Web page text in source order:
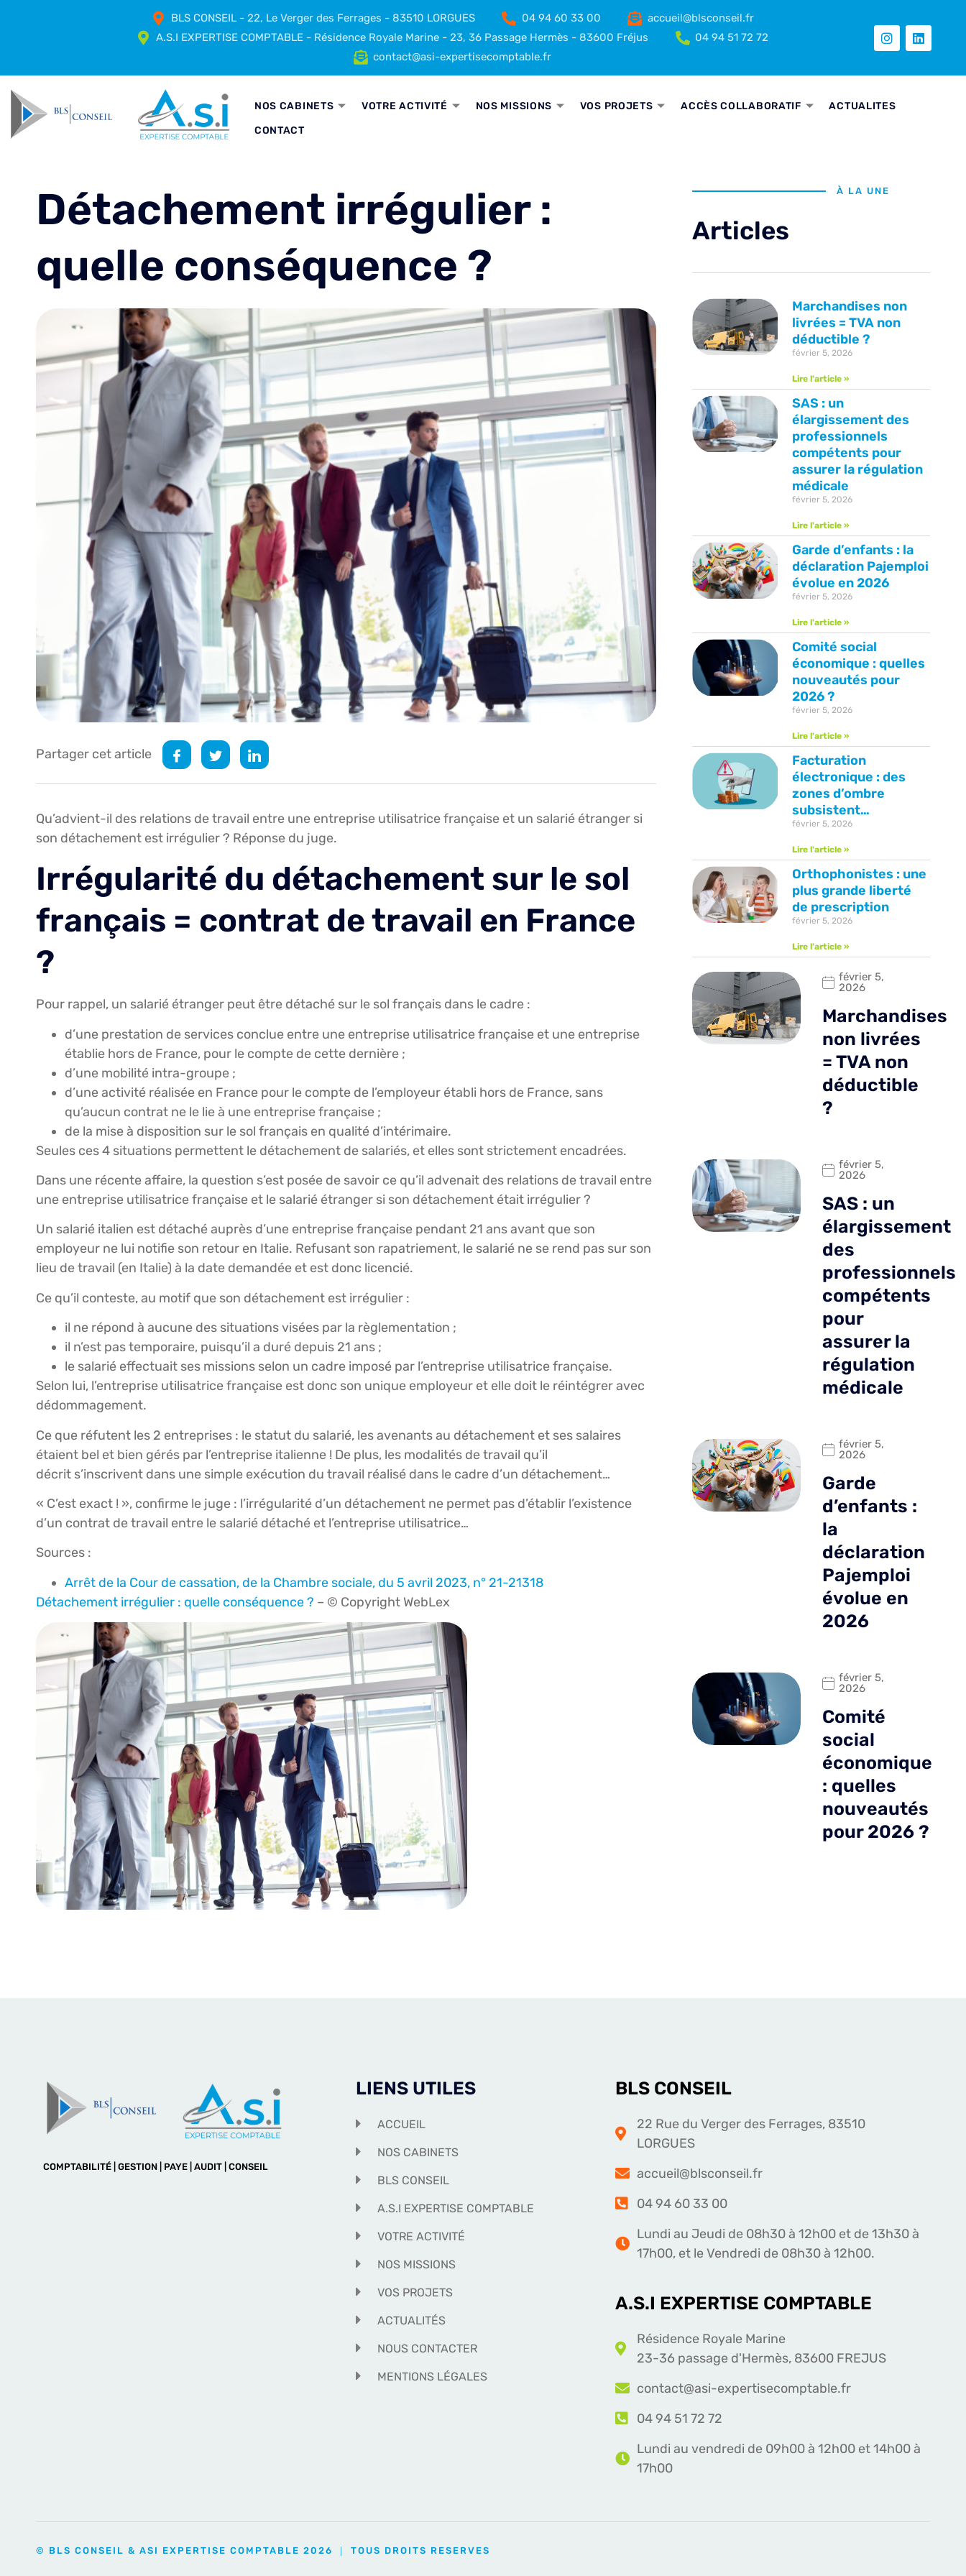
BLS CONSEIL - 22, Le Verger des Ferrages - 83510 LORGUES 04 94 60 33 00
accueil@blsconseil.fr
A.S.I EXPERTISE COMPTABLE - Résidence Royale Marine - 23, 36 Passage Hermès - 83600 Fréjus
04 94 51 72 72
contact@asi-expertisecomptable.fr
NOS CABINETS VOTRE ACTIVITÉ NOS MISSIONS VOS PROJETS ACCÈS COLLABORATIF
ACTUALITES
CONTACT
Détachement irrégulier :
quelle conséquence ?
Partager cet article
Qu’advient-il des relations de travail entre une entreprise utilisatrice française et un salarié étranger si
son détachement est irrégulier ? Réponse du juge.
Irrégularité du détachement sur le sol
français = contrat de travail en France
?
Pour rappel, un salarié étranger peut être détaché sur le sol français dans le cadre :
d’une prestation de services conclue entre une entreprise utilisatrice française et une entreprise
établie hors de France, pour le compte de cette dernière ;
d’une mobilité intra-groupe ;
d’une activité réalisée en France pour le compte de l’employeur établi hors de France, sans
qu’aucun contrat ne le lie à une entreprise française ;
de la mise à disposition sur le sol français en qualité d’intérimaire.
Seules ces 4 situations permettent le détachement de salariés, et elles sont strictement encadrées.
Dans une récente affaire, la question s’est posée de savoir ce qu’il advenait des relations de travail entre
une entreprise utilisatrice française et le salarié étranger si son détachement était irrégulier ?
Un salarié italien est détaché auprès d’une entreprise française pendant 21 ans avant que son
employeur ne lui notifie son retour en Italie. Refusant son rapatriement, le salarié ne se rend pas sur son
lieu de travail (en Italie) à la date demandée et est donc licencié.
Ce qu’il conteste, au motif que son détachement est irrégulier :
il ne répond à aucune des situations visées par la règlementation ;
il n’est pas temporaire, puisqu’il a duré depuis 21 ans ;
le salarié effectuait ses missions selon un cadre imposé par l’entreprise utilisatrice française.
Selon lui, l’entreprise utilisatrice française est donc son unique employeur et elle doit le réintégrer avec
dédommagement.
Ce que réfutent les 2 entreprises : le statut du salarié, les avenants au détachement et ses salaires
étaient bel et bien gérés par l’entreprise italienne ! De plus, les modalités de travail qu’il
décrit s’inscrivent dans une simple exécution du travail réalisé dans le cadre d’un détachement…
« C’est exact ! », confirme le juge : l’irrégularité d’un détachement ne permet pas d’établir l’existence
d’un contrat de travail entre le salarié détaché et l’entreprise utilisatrice…
Sources :
Arrêt de la Cour de cassation, de la Chambre sociale, du 5 avril 2023, n° 21-21318
Détachement irrégulier : quelle conséquence ? – © Copyright WebLex
À LA UNE
Articles
Marchandises non
livrées = TVA non
déductible ?
février 5, 2026
Lire l'article »
SAS : un
élargissement des
professionnels
compétents pour
assurer la régulation
médicale
février 5, 2026
Lire l'article »
Garde d’enfants : la
déclaration Pajemploi
évolue en 2026
février 5, 2026
Lire l'article »
Comité social
économique : quelles
nouveautés pour
2026 ?
février 5, 2026
Lire l'article »
Facturation
électronique : des
zones d’ombre
subsistent…
février 5, 2026
Lire l'article »
Orthophonistes : une
plus grande liberté
de prescription
février 5, 2026
Lire l'article »
février 5,
2026
Marchandises
non livrées
= TVA non
déductible
?
février 5,
2026
SAS : un
élargissement
des
professionnels
compétents
pour
assurer la
régulation
médicale
février 5,
2026
Garde
d’enfants :
la
déclaration
Pajemploi
évolue en
2026
février 5,
2026
Comité
social
économique
: quelles
nouveautés
pour 2026 ?
COMPTABILITÉ | GESTION | PAYE | AUDIT | CONSEIL
LIENS UTILES
ACCUEIL
NOS CABINETS
BLS CONSEIL
A.S.I EXPERTISE COMPTABLE
VOTRE ACTIVITÉ
NOS MISSIONS
VOS PROJETS
ACTUALITÉS
NOUS CONTACTER
MENTIONS LÉGALES
BLS CONSEIL
22 Rue du Verger des Ferrages, 83510
LORGUES
accueil@blsconseil.fr
04 94 60 33 00
Lundi au Jeudi de 08h30 à 12h00 et de 13h30 à
17h00, et le Vendredi de 08h30 à 12h00.
A.S.I EXPERTISE COMPTABLE
Résidence Royale Marine
23-36 passage d'Hermès, 83600 FREJUS
contact@asi-expertisecomptable.fr
04 94 51 72 72
Lundi au vendredi de 09h00 à 12h00 et 14h00 à
17h00
© BLS CONSEIL & ASI EXPERTISE COMPTABLE 2026 ｜ TOUS DROITS RESERVES